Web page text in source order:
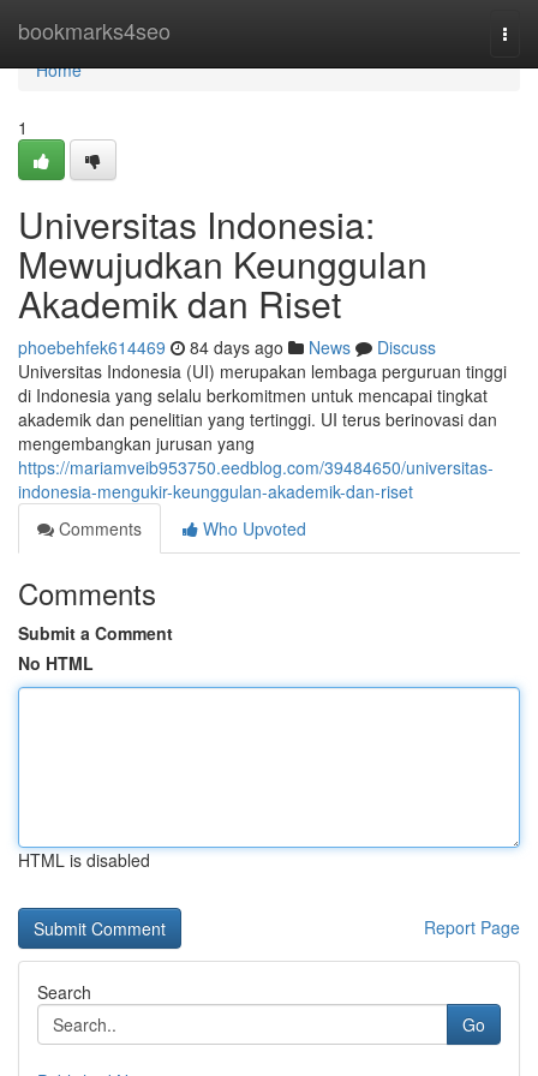
bookmarks4seo
Home
Home
1
Universitas Indonesia:
Mewujudkan Keunggulan
Akademik dan Riset
phoebehfek614469 84 days ago News
Discuss
Universitas Indonesia (UI) merupakan lembaga perguruan tinggi
di Indonesia yang selalu berkomitmen untuk mencapai tingkat
akademik dan penelitian yang tertinggi. UI terus berinovasi dan
mengembangkan jurusan yang
https://mariamveib953750.eedblog.com/39484650/universitas-
indonesia-mengukir-keunggulan-akademik-dan-riset
Comments
Who Upvoted
Comments
Submit a Comment
No HTML
HTML is disabled
Report Page
Search
Go